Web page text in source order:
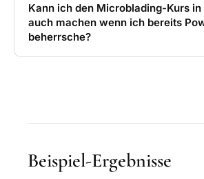
Kann ich den Microblading-Kurs
auch machen wenn ich bereits
beherrsche?
Beispiel-Ergebnisse